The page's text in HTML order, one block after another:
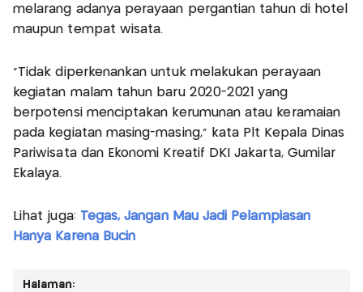
melarang adanya perayaan pergantian tahun di hotel
maupun tempat wisata.
"Tidak diperkenankan untuk melakukan perayaan
kegiatan malam tahun baru 2020-2021 yang
berpotensi menciptakan kerumunan atau keramaian
pada kegiatan masing-masing," kata Plt Kepala Dinas
Pariwisata dan Ekonomi Kreatif DKI Jakarta, Gumilar
Ekalaya.
Lihat juga: Tegas, Jangan Mau Jadi Pelampiasan
Hanya Karena Bucin
Halaman: